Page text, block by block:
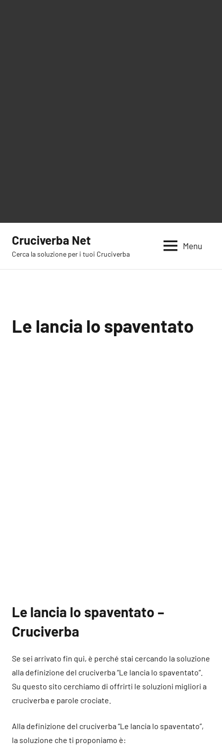
contenuto
Cruciverba Net
Cerca la soluzione per i tuoi Cruciverba
Menu
Le lancia lo spaventato
Le lancia lo spaventato –
Cruciverba
Se sei arrivato fin qui, è perché stai cercando la soluzione
alla definizione del cruciverba “Le lancia lo spaventato”.
Su questo sito cerchiamo di offrirti le soluzioni migliori a
cruciverba e parole crociate.
Alla definizione del cruciverba “Le lancia lo spaventato”,
la soluzione che ti proponiamo è: